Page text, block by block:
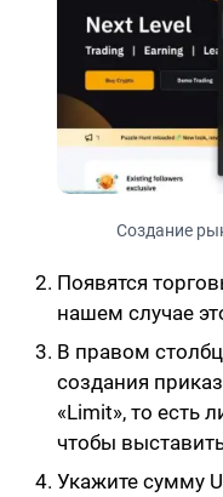
Создание
Появятся
нашем случае
В правом
создания
«Limit», то есть
чтобы
Укажите сумму